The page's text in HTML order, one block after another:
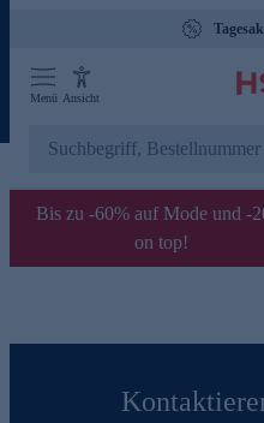
Menü Ansicht
Bis zu -60% auf Mode und -
on top!